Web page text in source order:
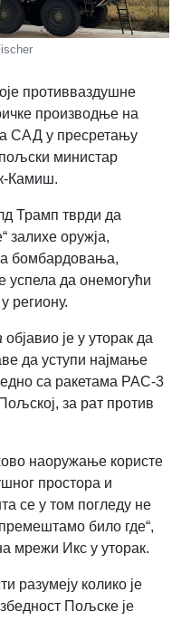
противваздушне
производње на
САД у пресретању
министар
Камиш.
Трамп тврди да
залихе оружја,
бомбардовања,
успела да онемогући
региону.
објавио је у уторак да
да уступи најмање
са ракетама PAC-3
за рат против
наоружање користе
простора и
се у том погледу не
било где“,
мрежи Икс у уторак.
разумеју колико је
Пољске је